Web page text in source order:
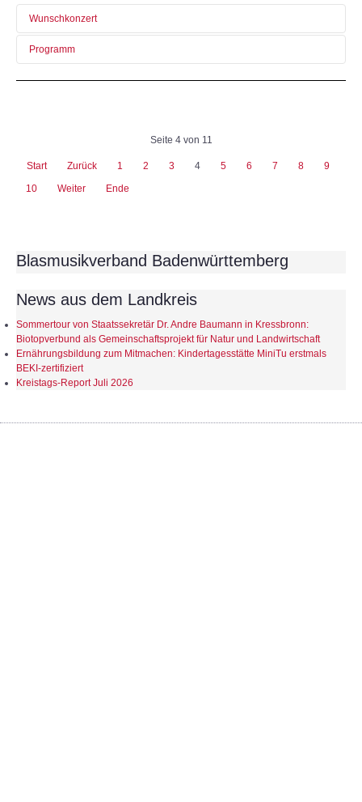
Wunschkonzert
Programm
Seite 4 von 11
Start Zurück 1 2 3 4 5 6 7 8
9
10
Weiter Ende
Blasmusikverband Badenwürttemberg
News aus dem Landkreis
Sommertour von Staatssekretär Dr. Andre Baumann in Kressbronn:
Biotopverbund als Gemeinschaftsprojekt für Natur und Landwirtschaft
Ernährungsbildung zum Mitmachen: Kindertagesstätte MiniTu erstmals
BEKI-zertifiziert
Kreistags-Report Juli 2026